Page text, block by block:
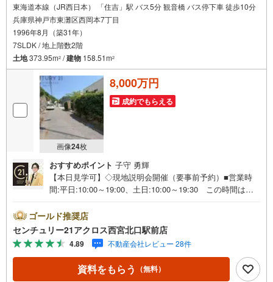
東海道本線（JR西日本） 「住吉」駅 バス5分 観音橋 バス停下車 徒歩10分
兵庫県神戸市東灘区西岡本7丁目
1996年8月（築31年）
7SLDK / 地上階数2階
土地373.95m2 /建物 158.51m2
画像24枚
8,000万円
成約でもらえる
おすすめポイント 子守 勇輝
【本日見学可】◇現地説明会開催（要事前予約）■営業時
間:平日:10:00～19:00、土日:10:00～19:30 この時間はお
積373.95m2、7LDK＋Sと部屋数も多く、家族の多い方にも
おすすめです。一種低層の閑静な住宅地に立地しておりま
す。南向きのバルコニー付きです。○センチュリー21アク
ロスグループの3つの特徴○■センチュリー21グループで28
年連続No.1（1997年～2024年兵庫地区仲介実績） 西宮・
尼崎・伊丹・宝塚にて8店舗展開中。阪神間での購入や売却
ゴールド推奨店
センチュリー21アクロス西宮北口駅前店
4.89 不動産会社レビュー 28件
資料をもらう （無料）